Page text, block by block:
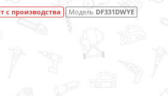
В наличии МодельDF347DWE